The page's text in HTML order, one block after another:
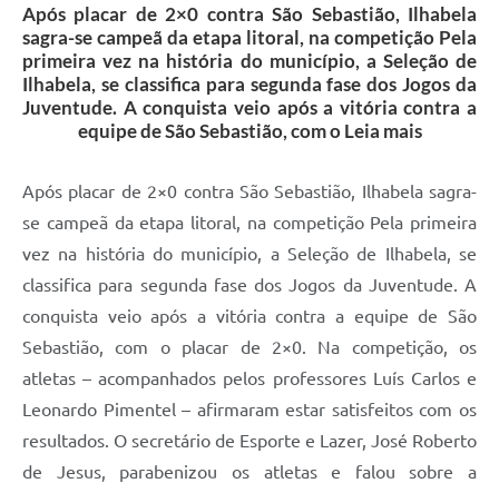
Após placar de 2×0 contra São Sebastião, Ilhabela
sagra-se campeã da etapa litoral, na competição Pela
primeira vez na história do município, a Seleção de
Ilhabela, se classifica para segunda fase dos Jogos da
Juventude. A conquista veio após a vitória contra a
equipe de São Sebastião, com o Leia mais
Após placar de 2×0 contra São Sebastião, Ilhabela sagra-
se campeã da etapa litoral, na competição Pela primeira
vez na história do município, a Seleção de Ilhabela, se
classifica para segunda fase dos Jogos da Juventude. A
conquista veio após a vitória contra a equipe de São
Sebastião, com o placar de 2×0. Na competição, os
atletas – acompanhados pelos professores Luís Carlos e
Leonardo Pimentel – afirmaram estar satisfeitos com os
resultados. O secretário de Esporte e Lazer, José Roberto
de Jesus, parabenizou os atletas e falou sobre a